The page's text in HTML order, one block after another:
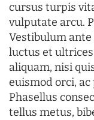
cursus turpis
vulputate arcu.
Vestibulum
luctus et ultrices
aliquam, nisi
euismod orci,
Phasellus
tellus metus,